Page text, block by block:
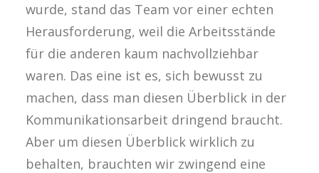
wurde, stand das Team vor einer echten
Herausforderung, weil die Arbeitsstände
für die anderen kaum nachvollziehbar
waren. Das eine ist es, sich bewusst zu
machen, dass man diesen Überblick in der
Kommunikationsarbeit dringend braucht.
Aber um diesen Überblick wirklich zu
behalten, brauchten wir zwingend eine